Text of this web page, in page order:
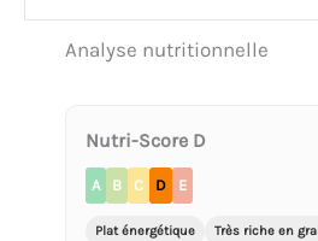
Analyse nutritionnelle
Nutri-Score D
A B C D E
Plat énergétique
Très riche en